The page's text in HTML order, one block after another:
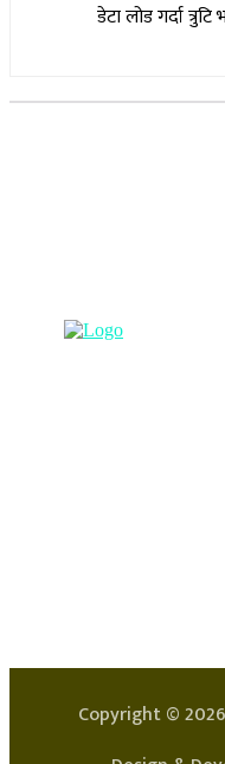
डेटा लोड गर्दा
Copyright ©2026